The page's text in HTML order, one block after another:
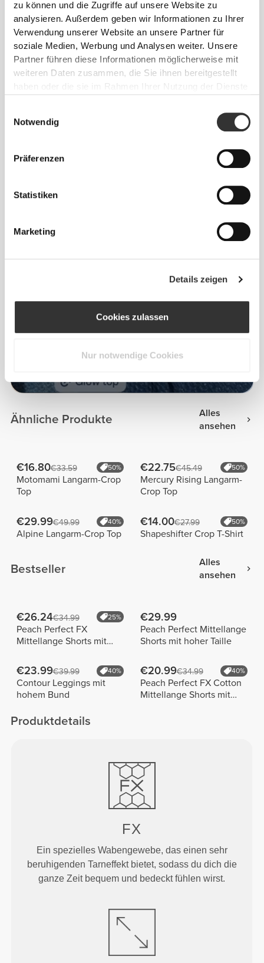
zu können und die Zugriffe auf unsere Website zu
analysieren. Außerdem geben wir Informationen zu Ihrer
Verwendung unserer Website an unsere Partner für
soziale Medien, Werbung und Analysen weiter. Unsere
Partner führen diese Informationen möglicherweise mit
weiteren Daten zusammen, die Sie ihnen bereitgestellt
haben oder die sie im Rahmen Ihrer Nutzung der Dienste
Notwendig
Präferenzen
Statistiken
Marketing
Details zeigen
Cookies zulassen
Nur notwendige Cookies
Info und Pflegehinweise
Gesamtbewertungen
5 (5 Bewertungen)
Aus unserer Community
Alles
ansehen
Ähnliche Produkte
Alles
ansehen
€16.80€33.59 50%
Motomami Langarm-Crop
Top
€22.75€45.49 50%
Mercury Rising Langarm-
Crop Top
€29.99€49.99 40%
Alpine Langarm-Crop Top
€14.00€27.99 50%
Shapeshifter Crop T-Shirt
Bestseller
Alles
ansehen
€26.24€34.99 25%
Peach Perfect FX
Mittellange Shorts mit
€29.99
Peach Perfect Mittellange
Shorts mit hoher Taille
€23.99€39.99 40%
Contour Leggings mit
hohem Bund
€20.99€34.99 40%
Peach Perfect FX Cotton
Mittellange Shorts mit
Produktdetails
FX
Ein spezielles Wabengewebe, das einen sehr
beruhigenden Tarneffekt bietet, sodass du dich die
ganze Zeit bequem und bedeckt fühlen wirst.